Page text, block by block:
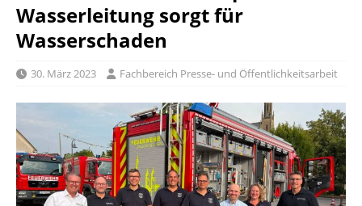
Wasserleitung sorgt für
Wasserschaden
30. März 2023 Fachbereich Presse- und Öffentlichkeitsarbeit